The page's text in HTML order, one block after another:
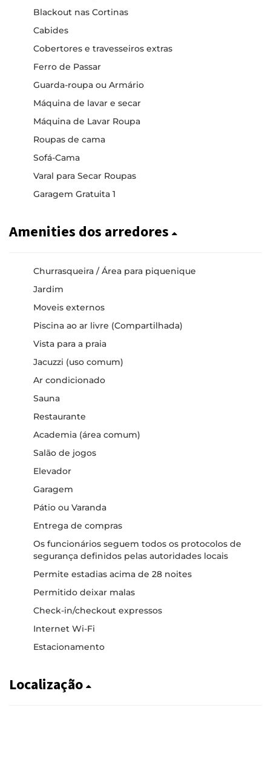
Blackout nas Cortinas
Cabides
Cobertores e travesseiros extras
Ferro de Passar
Guarda-roupa ou Armário
Máquina de lavar e secar
Máquina de Lavar Roupa
Roupas de cama
Sofá-Cama
Varal para Secar Roupas
Garagem Gratuita 1
Amenities dos arredores
Churrasqueira / Área para piquenique
Jardim
Moveis externos
Piscina ao ar livre (Compartilhada)
Vista para a praia
Jacuzzi (uso comum)
Ar condicionado
Sauna
Restaurante
Academia (área comum)
Salão de jogos
Elevador
Garagem
Pátio ou Varanda
Entrega de compras
Os funcionários seguem todos os protocolos de
segurança definidos pelas autoridades locais
Permite estadias acima de 28 noites
Permitido deixar malas
Check-in/checkout expressos
Internet Wi-Fi
Estacionamento
Localização